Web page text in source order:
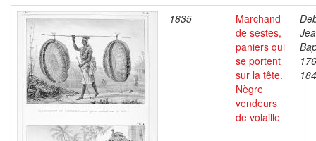
1835
Marchand
de sestes,
paniers qui
se portent
sur la tête.
Nègre
vendeurs
de volaille